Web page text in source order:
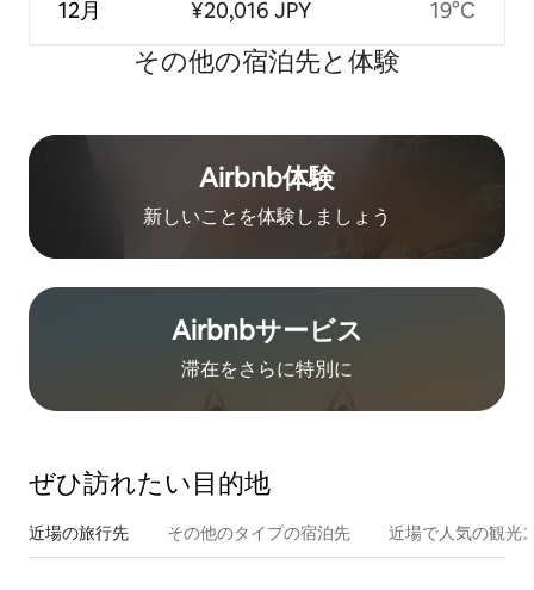
12月 ¥20,016 JPY 19°C
その他の宿⁠泊⁠先と体⁠験
Airbnb体験
新しいことを体験しましょう
Airbnb⁠サ⁠ー⁠ビ⁠ス
滞在をさ⁠ら⁠に特⁠別⁠に
ぜひ訪⁠れ⁠た⁠い目⁠的⁠地
近場の旅行先 その他のタ⁠イ⁠プ⁠の宿⁠泊⁠先 近場で人気の観光